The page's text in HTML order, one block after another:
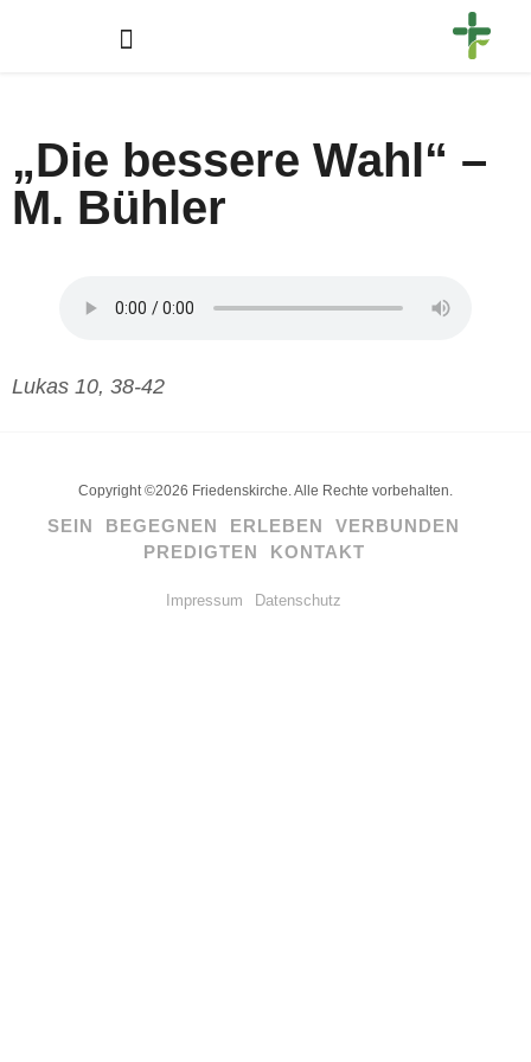
„Die bessere Wahl“ –
M. Bühler
Lukas 10, 38-42
Copyright ©2026 Friedenskirche. Alle Rechte vorbehalten.
SEIN BEGEGNEN ERLEBEN
VERBUNDEN
PREDIGTEN
KONTAKT
Impressum Datenschutz